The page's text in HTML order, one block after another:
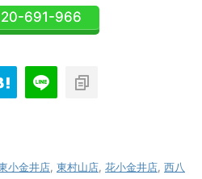
691-966
小金井店 東村山店 花小金井店 西八